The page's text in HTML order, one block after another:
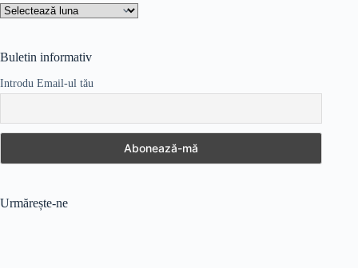
Arhive
Buletin informativ
Introdu Email-ul tău
Urmărește-ne